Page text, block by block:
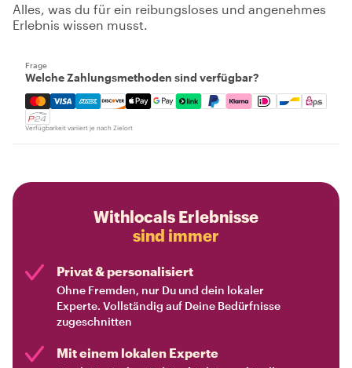
Alles, was du für ein reibungsloses und angenehmes
Erlebnis wissen musst.
Frage
Welche Zahlungsmethoden sind verfügbar?
Mastercard, Visa, Amex, Discover, Apple Pay, Google
Verfügbarkeit variiert je nach Zielort
Withlocals Erlebnisse
sind immer
Privat & personalisiert
Ohne Fremden, nur Du und dein lokaler
Experte. Vollständig auf Deine Bedürfnisse
zugeschnitten
Mit einem lokalen Experte